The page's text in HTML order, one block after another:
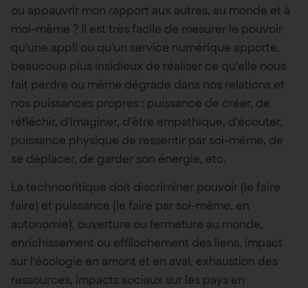
ou appauvrir mon rapport aux autres, au monde et à
moi-même ? Il est très facile de mesurer le pouvoir
qu’une appli ou qu’un service numérique apporte,
beaucoup plus insidieux de réaliser ce qu’elle nous
fait perdre ou même dégrade dans nos relations et
nos puissances propres : puissance de créer, de
réfléchir, d’imaginer, d’être empathique, d’écouter,
puissance physique de ressentir par soi-même, de
se déplacer, de garder son énergie, etc.
La technocritique doit discriminer pouvoir (le faire
faire) et puissance (le faire par soi-même, en
autonomie), ouverture ou fermeture au monde,
enrichissement ou effilochement des liens, impact
sur l’écologie en amont et en aval, exhaustion des
ressources, impacts sociaux sur les pays en